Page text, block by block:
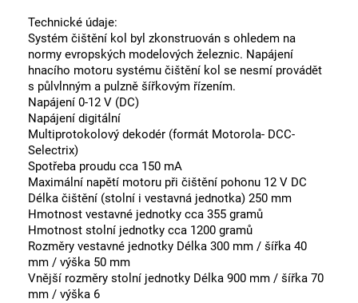
Technické údaje:
Systém čištění kol byl zkonstruován s ohledem na
normy evropských modelových železnic. Napájení
hnacího motoru systému čištění kol se nesmí provádět
s půlvlnným a pulzně šířkovým řízením.
Napájení 0-12 V (DC)
Napájení digitální
Multiprotokolový dekodér (formát Motorola- DCC-
Selectrix)
Spotřeba proudu cca 150 mA
Maximální napětí motoru při čištění pohonu 12 V DC
Délka čištění (stolní i vestavná jednotka) 250 mm
Hmotnost vestavné jednotky cca 355 gramů
Hmotnost stolní jednotky cca 1200 gramů
Rozměry vestavné jednotky Délka 300 mm / šířka 40
mm / výška 50 mm
Vnější rozměry stolní jednotky Délka 900 mm / šířka 70
mm / výška 6